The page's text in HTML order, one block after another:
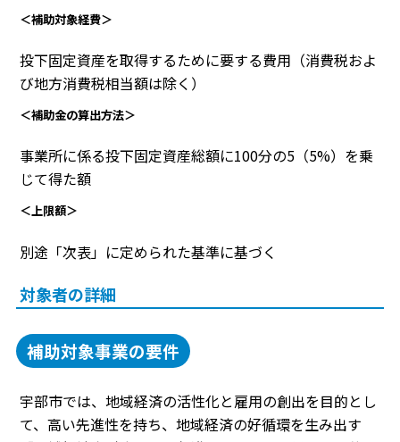
＜補助対象経費＞
投下固定資産を取得するために要する費用（消費税およ
び地方消費税相当額は除く）
＜補助金の算出方法＞
事業所に係る投下固定資産総額に100分の5（5%）を乗
じて得た額
＜上限額＞
別途「次表」に定められた基準に基づく
対象者の詳細
補助対象事業の要件
宇部市では、地域経済の活性化と雇用の創出を目的とし
て、高い先進性を持ち、地域経済の好循環を生み出す